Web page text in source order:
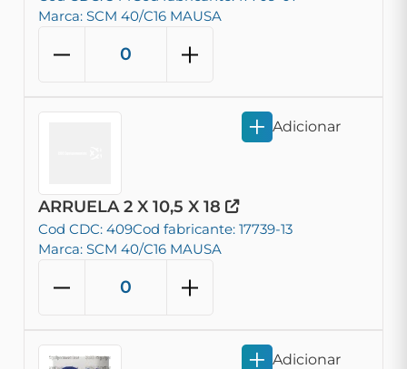
Marca: SCM 40/C16 MAUSA
ARRUELA 2 X 10,5 X 18
Cod CDC: 409Cod fabricante: 17739-13
Marca: SCM 40/C16 MAUSA
Adicionar
Adicionar